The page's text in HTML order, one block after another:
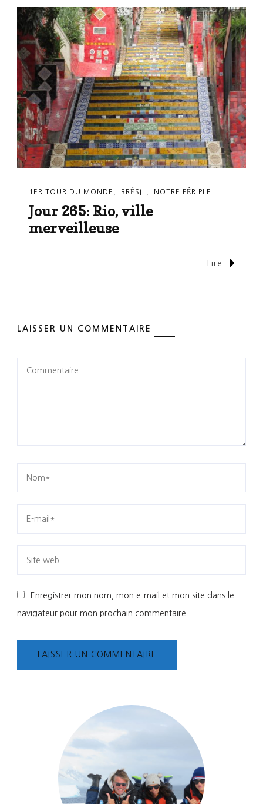
1ER TOUR DU MONDE BRÉSIL NOTRE PÉRIPLE
Jour 265: Rio, ville
merveilleuse
Lire
LAISSER UN COMMENTAIRE
Enregistrer mon nom, mon e-mail et mon site dans le
navigateur pour mon prochain commentaire.